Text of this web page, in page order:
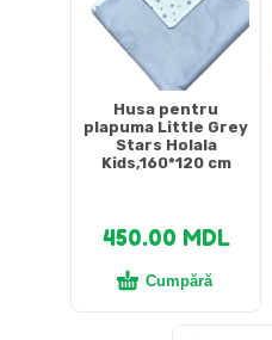
Husa pentru
plapuma Little Grey
Stars Holala
Kids,160*120 cm
450.00 MDL
Cumpără